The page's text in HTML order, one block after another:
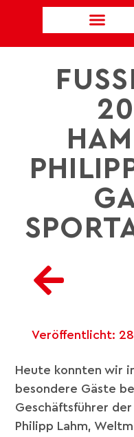
HILIPP
Veröffentlicht:
Heute konnten wir
besondere Gäste
Geschäftsführer der
Philipp Lahm,